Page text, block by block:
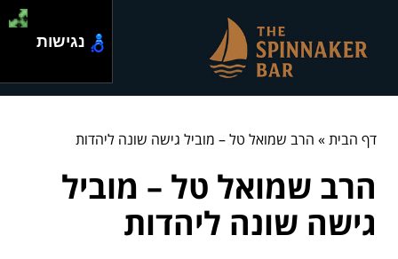
דף הבית» הרב שמואל טל – מוביל גישה שונה ליהדות
הרב שמואל טל – מוביל
גישה שונה ליהדות
נגישות